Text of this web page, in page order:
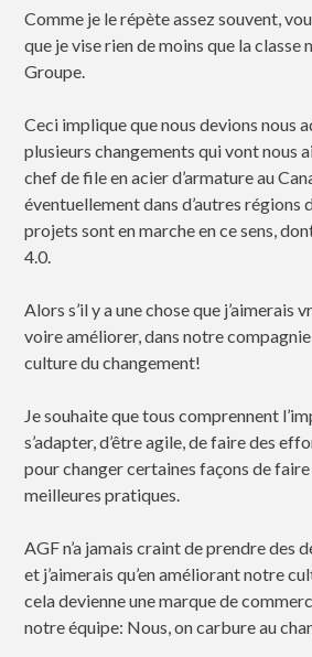
Comme je le répète assez souvent,
que je vise rien de moins que la
Groupe.
Ceci implique que nous devions nous
plusieurs changements qui vont nous
chef de file en acier d’armature au
éventuellement dans d’autres régions
projets sont en marche en ce sens,
4.0.
Alors s’il y a une chose que j’aimerais
voire améliorer, dans notre
culture du changement!
Je souhaite que tous comprennent
s’adapter, d’être agile, de faire des
pour changer certaines façons de
meilleures pratiques.
AGF n’a jamais craint de prendre des
et j’aimerais qu’en améliorant notre
cela devienne une marque de
notre équipe: Nous, on carbure au